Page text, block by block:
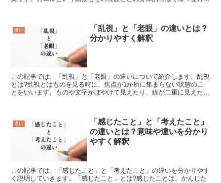
違い
「乱視」と「老眼」の違いとは？
分かりやすく解釈
この記事では、「乱視」と「老眼」の違いについて紹介します。乱視
とは?乱視とはものを見る時に、焦点が1か所に集まらない状態のこ
とをいいます。ものや文字がぼやけて見えたり、線が二重に見えたり
違い
「感じたこと」と「考えたこと」
の違いとは？意味や違いを分かり
やすく解釈
この記事では、「感じたこと」と「考えたこと」の違いを分かりやす
く説明していきます。「感じたこと」とは?感じたことは、かんじた